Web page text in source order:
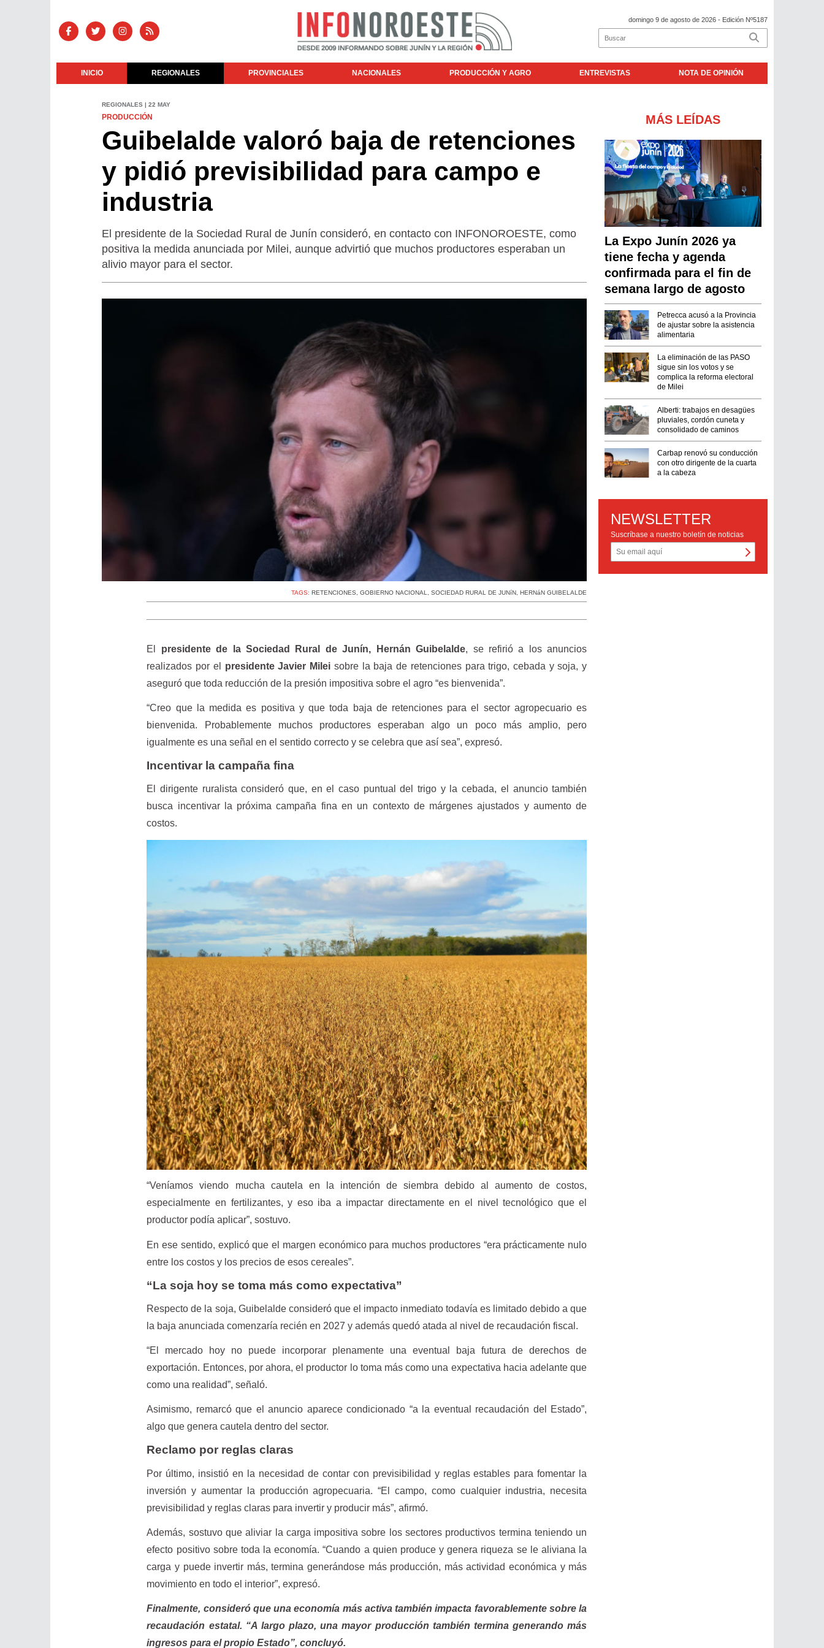
domingo 9 de agosto de 2026 - Edición Nº5187
INICIO REGIONALES PROVINCIALES NACIONALES PRODUCCIÓN Y AGRO ENTREVISTAS NOTA DE OPINIÓN
REGIONALES | 22 MAY
PRODUCCIÓN
Guibelalde valoró baja de retenciones
y pidió previsibilidad para campo e
industria
El presidente de la Sociedad Rural de Junín consideró, en contacto con INFONOROESTE, como
positiva la medida anunciada por Milei, aunque advirtió que muchos productores esperaban un
alivio mayor para el sector.
TAGS:RETENCIONES ,GOBIERNO NACIONAL ,SOCIEDAD RURAL DE JUNíN ,HERNáN GUIBELALDE
El presidente de la Sociedad Rural de Junín, Hernán Guibelalde, se refirió a los anuncios
realizados por el presidente Javier Milei sobre la baja de retenciones para trigo, cebada y soja, y
aseguró que toda reducción de la presión impositiva sobre el agro “es bienvenida”.
“Creo que la medida es positiva y que toda baja de retenciones para el sector agropecuario es
bienvenida. Probablemente muchos productores esperaban algo un poco más amplio, pero
igualmente es una señal en el sentido correcto y se celebra que así sea”, expresó.
Incentivar la campaña fina
El dirigente ruralista consideró que, en el caso puntual del trigo y la cebada, el anuncio también
busca incentivar la próxima campaña fina en un contexto de márgenes ajustados y aumento de
costos.
“Veníamos viendo mucha cautela en la intención de siembra debido al aumento de costos,
especialmente en fertilizantes, y eso iba a impactar directamente en el nivel tecnológico que el
productor podía aplicar”, sostuvo.
En ese sentido, explicó que el margen económico para muchos productores “era prácticamente nulo
entre los costos y los precios de esos cereales”.
“La soja hoy se toma más como expectativa”
Respecto de la soja, Guibelalde consideró que el impacto inmediato todavía es limitado debido a que
la baja anunciada comenzaría recién en 2027 y además quedó atada al nivel de recaudación fiscal.
“El mercado hoy no puede incorporar plenamente una eventual baja futura de derechos de
exportación. Entonces, por ahora, el productor lo toma más como una expectativa hacia adelante que
como una realidad”, señaló.
Asimismo, remarcó que el anuncio aparece condicionado “a la eventual recaudación del Estado”,
algo que genera cautela dentro del sector.
Reclamo por reglas claras
Por último, insistió en la necesidad de contar con previsibilidad y reglas estables para fomentar la
inversión y aumentar la producción agropecuaria. “El campo, como cualquier industria, necesita
previsibilidad y reglas claras para invertir y producir más”, afirmó.
Además, sostuvo que aliviar la carga impositiva sobre los sectores productivos termina teniendo un
efecto positivo sobre toda la economía. “Cuando a quien produce y genera riqueza se le aliviana la
carga y puede invertir más, termina generándose más producción, más actividad económica y más
movimiento en todo el interior”, expresó.
Finalmente, consideró que una economía más activa también impacta favorablemente sobre la
recaudación estatal. “A largo plazo, una mayor producción también termina generando más
ingresos para el propio Estado”, concluyó.
MÁS LEÍDAS
La Expo Junín 2026 ya
tiene fecha y agenda
confirmada para el fin de
semana largo de agosto
Petrecca acusó a la Provincia
de ajustar sobre la asistencia
alimentaria
La eliminación de las PASO
sigue sin los votos y se
complica la reforma electoral
de Milei
Alberti: trabajos en desagües
pluviales, cordón cuneta y
consolidado de caminos
Carbap renovó su conducción
con otro dirigente de la cuarta
a la cabeza
NEWSLETTER
Suscríbase a nuestro boletín de noticias